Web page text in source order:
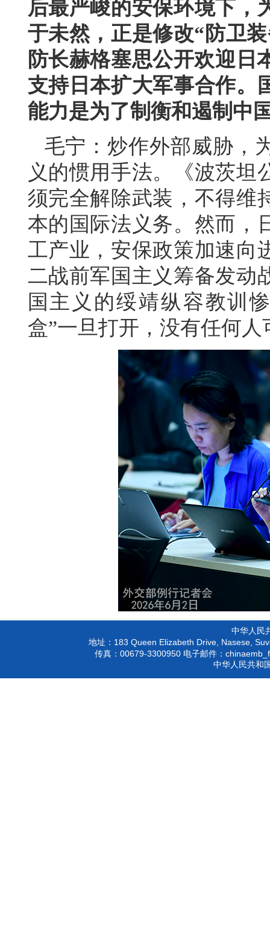
后最严峻的安保环境下，
于未然，正是修改“防卫
防长赫格塞思公开欢迎日
支持日本扩大军事合作。
能力是为了制衡和遏制中
毛宁：炒作外部威胁，
义的惯用手法。《波茨坦
须完全解除武装，不得维
本的国际法义务。然而，
工产业，安保政策加速向
二战前军国主义筹备发动
国主义的绥靖纵容教训
盒”一旦打开，没有任何
中华人民
地址： 183 Queen Elizabeth Drive, Nasese,
传真： 00679-3300950电子邮件：
中华人民共和